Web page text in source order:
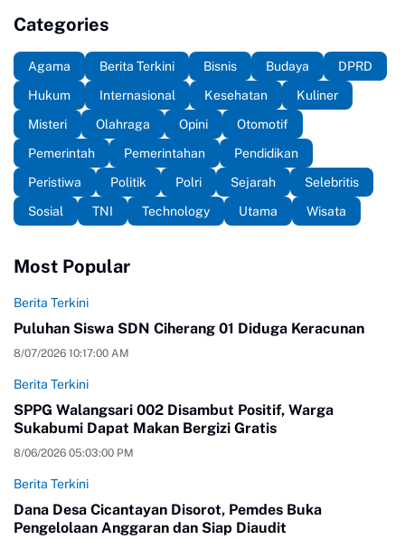
Categories
Agama Berita Terkini Bisnis Budaya
DPRD
Hukum
Internasional Kesehatan
Kuliner
Misteri
Olahraga Opini
Otomotif
Pemerintah
Pemerintahan
Pendidikan
Peristiwa
Politik Polri Sejarah
Selebritis
Sosial
TNI Technology Utama Wisata
Most Popular
Berita Terkini
Puluhan Siswa SDN Ciherang 01 Diduga Keracunan
8/07/2026 10:17:00 AM
Berita Terkini
SPPG Walangsari 002 Disambut Positif, Warga
Sukabumi Dapat Makan Bergizi Gratis
8/06/2026 05:03:00 PM
Berita Terkini
Dana Desa Cicantayan Disorot, Pemdes Buka
Pengelolaan Anggaran dan Siap Diaudit